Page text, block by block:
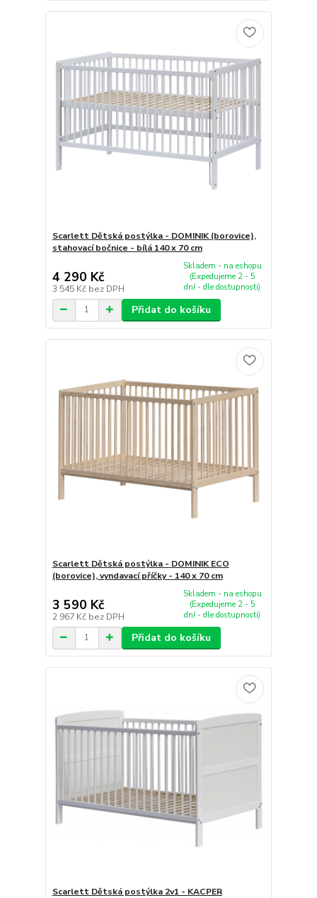
Scarlett Dětská postýlka - DOMINIK (borovice),
stahovací bočnice - bílá 140 x 70 cm
4 290 Kč
3 545 Kč bez DPH
Skladem - na eshopu
(Expedujeme 2 - 5
dní - dle dostupnosti)
Přidat do košíku
Scarlett Dětská postýlka - DOMINIK ECO
(borovice), vyndavací příčky - 140 x 70 cm
3 590 Kč
2 967 Kč bez DPH
Skladem - na eshopu
(Expedujeme 2 - 5
dní - dle dostupnosti)
Přidat do košíku
Scarlett Dětská postýlka 2v1 - KACPER